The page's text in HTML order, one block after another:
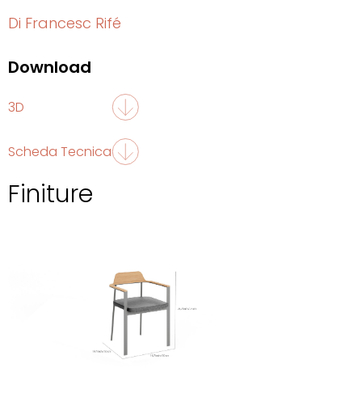
Di Francesc Rifé
Download
3D
Scheda Tecnica
Finiture